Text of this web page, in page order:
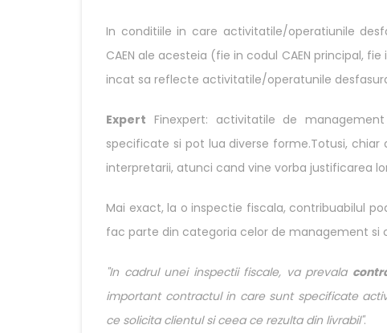
In conditiile in care activitatile/operatiunile
CAEN ale acesteia (fie in codul CAEN principal,
incat sa reflecte activitatile/operatunile
Expert Finexpert: activitatile de
specificate si pot lua diverse forme.Totusi,
interpretarii, atunci cand vine vorba justificarea
Mai exact, la o inspectie fiscala, contribuabilul
fac parte din categoria celor de management si
"In cadrul unei inspectii fiscale, va prevala
important contractul in care sunt specificate
ce solicita clientul si ceea ce rezulta din livrabil".